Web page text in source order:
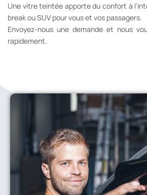
Une vitre teintée apporte du confort à
break ou SUV pour vous et vos passagers.
Envoyez-nous une demande et nous
rapidement.